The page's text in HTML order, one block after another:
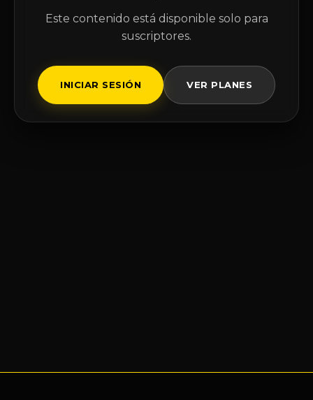
Este contenido está disponible solo para
suscriptores.
INICIAR SESIÓN VER PLANES